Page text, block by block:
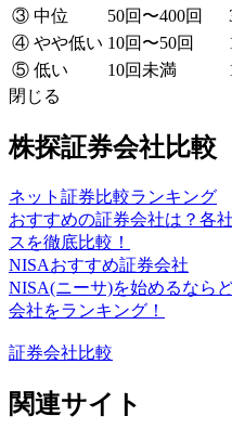
③ 中位
50回〜400回
④ やや低い 10回〜50回
⑤ 低い
10回未満
閉じる
株探証券会社比較
ネット証券比較ランキング
おすすめの証券会社は？各
スを徹底比較！
NISAおすすめ証券会社
NISA(ニーサ)を始めるなら
会社をランキング！
証券会社比較
関連サイト